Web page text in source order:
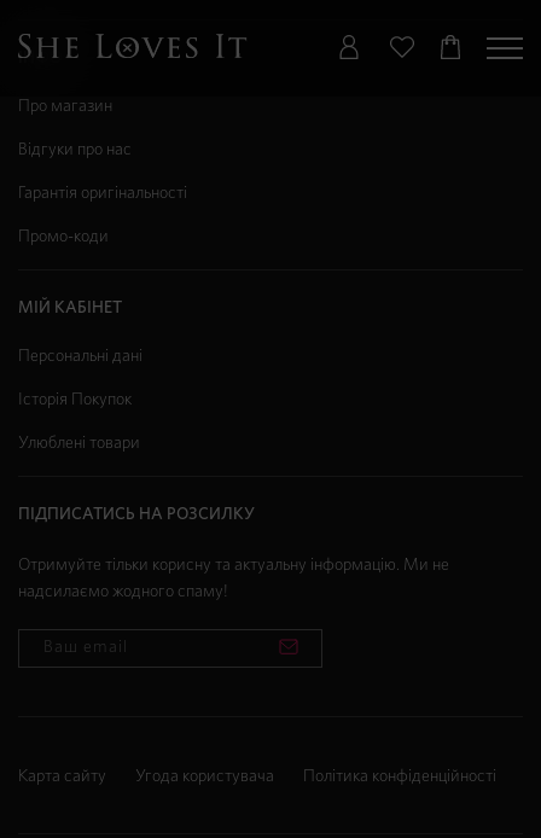
ІНФО
Про магазин
Відгуки про нас
Гарантія оригінальності
Промо-коди
МІЙ КАБІНЕТ
Персональні дані
Історія Покупок
Улюблені товари
ПІДПИСАТИСЬ НА РОЗСИЛКУ
Отримуйте тільки корисну та актуальну інформацію. Ми не
надсилаємо жодного спаму!
Карта сайту Угода користувача Політика конфіденційності